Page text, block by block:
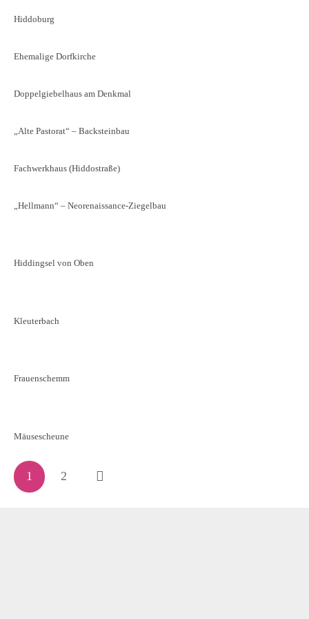
Hiddoburg
Ehemalige Dorfkirche
Doppelgiebelhaus am Denkmal
„Alte Pastorat“ – Backsteinbau
Fachwerkhaus (Hiddostraße)
„Hellmann“ – Neorenaissance-Ziegelbau
Hiddingsel von Oben
Kleuterbach
Frauenschemm
Mäusescheune
1 2